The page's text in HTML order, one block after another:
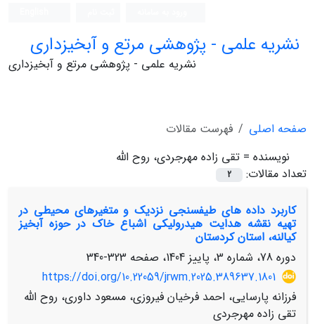
نشریه علمی - پژوهشی مرتع و آبخیزداری
نشریه علمی - پژوهشی مرتع و آبخیزداری
صفحه اصلی
فهرست مقالات
نویسنده = تقی زاده مهرجردی، روح الله
تعداد مقالات:
2
کاربرد داده های طیفسنجی نزدیک و متغیرهای محیطی در
تهیه نقشه هدایت هیدرولیکی اشباع خاک در حوزه آبخیز
کیالنه، استان کردستان
دوره 78، شماره 3، پاییز 1404، صفحه
323-340
https://doi.org/10.22059/jrwm.2025.389637.1801
فرزانه پارسایی، احمد فرخیان فیروزی، مسعود داوری، روح الله
تقی زاده مهرجردی